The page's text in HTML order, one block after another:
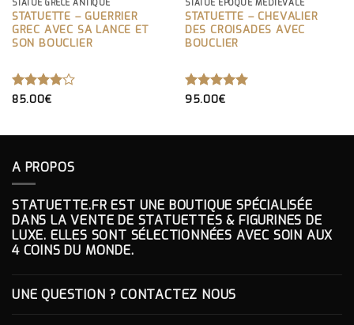
STATUE GRÈCE ANTIQUE
STATUETTE – GUERRIER
GREC AVEC SA LANCE ET
SON BOUCLIER
NOTE
85.00€
STATUE EPOQUE MÉDIÉVALE
STATUETTE – CHEVALIER
DES CROISADES AVEC
BOUCLIER
NOTE
95.00€
A PROPOS
STATUETTE.FR EST UNE BOUTIQUE SPÉCIALISÉE
DANS LA VENTE DE STATUETTES & FIGURINES DE
LUXE. ELLES SONT SÉLECTIONNÉES AVEC SOIN AUX
4 COINS DU MONDE.
UNE QUESTION ? CONTACTEZ NOUS